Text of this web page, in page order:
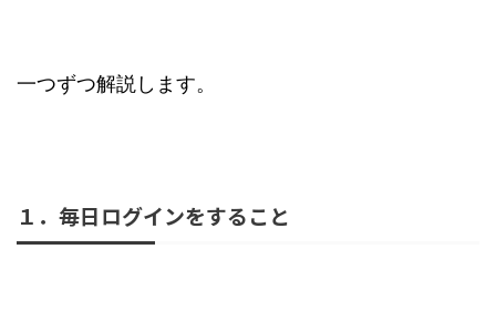
一つずつ解説します。
１．毎日ログインをすること